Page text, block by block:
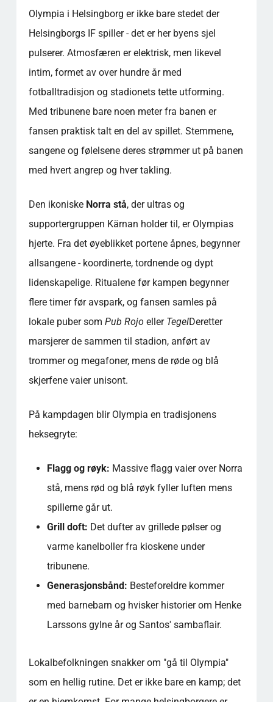
Olympia i Helsingborg er ikke bare stedet der
Helsingborgs IF spiller - det er her byens sjel
pulserer. Atmosfæren er elektrisk, men likevel
intim, formet av over hundre år med
fotballtradisjon og stadionets tette utforming.
Med tribunene bare noen meter fra banen er
fansen praktisk talt en del av spillet. Stemmene,
sangene og følelsene deres strømmer ut på banen
med hvert angrep og hver takling.
Den ikoniske Norra stå, der ultras og
supportergruppen Kärnan holder til, er Olympias
hjerte. Fra det øyeblikket portene åpnes, begynner
allsangene - koordinerte, tordnende og dypt
lidenskapelige. Ritualene før kampen begynner
flere timer før avspark, og fansen samles på
lokale puber som Pub Rojo eller TegelDeretter
marsjerer de sammen til stadion, anført av
trommer og megafoner, mens de røde og blå
skjerfene vaier unisont.
På kampdagen blir Olympia en tradisjonens
heksegryte:
Flagg og røyk: Massive flagg vaier over Norra
stå, mens rød og blå røyk fyller luften mens
spillerne går ut.
Grill doft: Det dufter av grillede pølser og
varme kanelboller fra kioskene under
tribunene.
Generasjonsbånd: Besteforeldre kommer
med barnebarn og hvisker historier om Henke
Larssons gylne år og Santos' sambaflair.
Lokalbefolkningen snakker om "gå til Olympia"
som en hellig rutine. Det er ikke bare en kamp; det